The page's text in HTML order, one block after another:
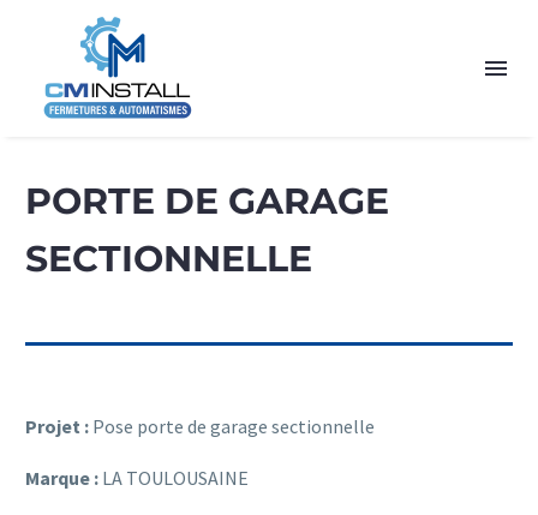
PORTE DE GARAGE
SECTIONNELLE
Projet : Pose porte de garage sectionnelle
Marque : LA TOULOUSAINE